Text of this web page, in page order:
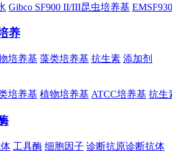
Gibco SF900 II/III昆虫培养基
养
培养基 藻类培养基 抗生素 添加剂
培养基 植物培养基 ATCC培养基 抗生
工具酶 细胞因子 诊断抗原诊断抗体